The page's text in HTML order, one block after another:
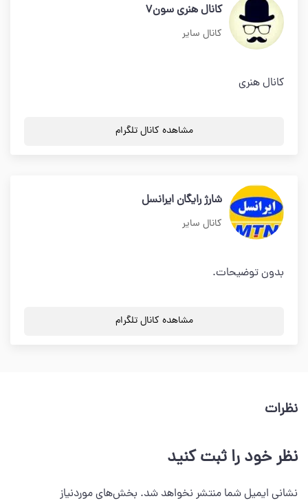
کانال هنری سون7
کانال سایر
کانال هنری
مشاهده کانال تلگرام
شارژ رایگان ایرانسل
کانال سایر
بدون توضیحات.
مشاهده کانال تلگرام
نظرات
نظر خود را ثبت کنید
نشانی ایمیل شما منتشر نخواهد شد. بخش‌های موردنیاز